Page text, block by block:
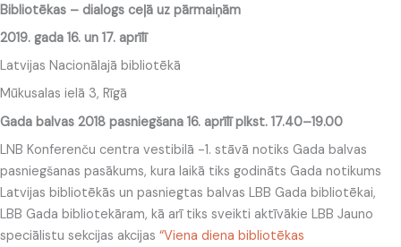
Bibliotēkas – dialogs ceļā uz pārmaiņām
2019. gada 16. un 17. aprīlī
Latvijas Nacionālajā bibliotēkā
Mūkusalas ielā 3, Rīgā
Gada balvas 2018 pasniegšana 16. aprīlī plkst. 17.40–19.00
LNB Konferenču centra vestibilā -1. stāvā notiks Gada balvas
pasniegšanas pasākums, kura laikā tiks godināts Gada notikums
Latvijas bibliotēkās un pasniegtas balvas LBB Gada bibliotēkai,
LBB Gada bibliotekāram, kā arī tiks sveikti aktīvākie LBB Jauno
speciālistu sekcijas akcijas “Viena diena bibliotēkas